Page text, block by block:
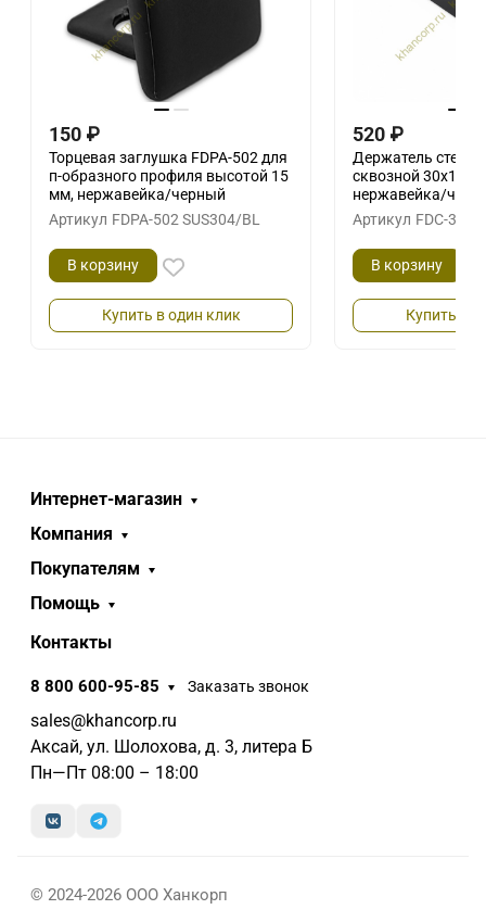
150 ₽
Торцевая заглушка FDPA-502 для
п-образного профиля высотой 15
мм, нержавейка/черный
Артикул FDPA-502 SUS304/BL
В корзину
Купить в один клик
520 ₽
Держатель стекла
сквозной 30х10
нержавейка/
Артикул FDC-31
В корзину
Купить в
Интернет-магазин
Компания
Покупателям
Помощь
Контакты
8 800 600-95-85 Заказать звонок
sales@khancorp.ru
Аксай, ул. Шолохова, д. 3, литера Б
Пн—Пт 08:00 – 18:00
© 2024-2026 ООО Ханкорп